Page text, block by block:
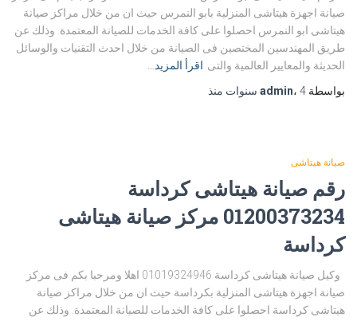
صيانة اجهزة هيتاشى المنزلية بابو النمرس حيث ان من خلال مراكز صيانة
هيتاشى ابو النمرس احصلوا على كافة الخدمات للصيانة المعتمدة. وذلك عن
طريق المهندسين المختصين فى الصيانة من خلال احدث التقنيات والوسائل
الحديثة والمعايير العالمية والتى اقرأ المزيد…
بواسطة
admin، 4 سنوات منذ
صيانة هيتاشى
رقم صيانة هيتاشى كرداسة
01200373234 مركز صيانة هيتاشى
كرداسة
وكيل صيانة هيتاشى كرداسة 01019324946 اهلا ومرحبا بكم فى مركز
صيانة اجهزة هيتاشى المنزلية بكرداسة حيث ان من خلال مراكز صيانة
هيتاشى كرداسة احصلوا على كافة الخدمات للصيانة المعتمدة. وذلك عن